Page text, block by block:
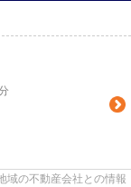
域の不動産会社との情報